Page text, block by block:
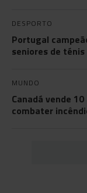
DESPORTO
Portugal
seniores de ténis
MUNDO
Canadá vende
combater